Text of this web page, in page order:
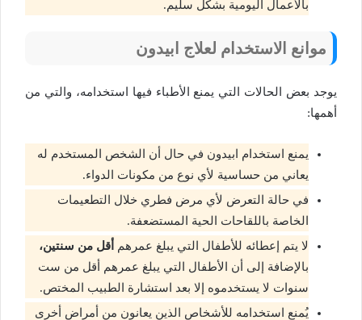
بالأعمال اليومية بشكل سليم.
موانع الاستخدام لعلاج ابيدون
يوجد بعض الحالات التي يمنع الأطباء فيها استخدامه، والتي من
أهمها:
يمنع استخدام ابيدون في حال أن الشخص المستخدم له
يعاني من حساسية لأي نوع من مكونات الدواء.
في حالة التعرض لأي مرض فطري خلال التطعيمات
الخاصة باللقاحات الحية المستضعفة.
لا يتم إعطائه للأطفال التي يبلغ عمرهم
أقل من سنتين،
بالإضافة إلى أن الأطفال التي يبلغ عمرهم أقل من ست
سنوات لا يستخدموه إلا بعد استشارة الطبيب المختص.
يُمنع استخدامه للأشخاص الذين يعانون من أمراض أخرى